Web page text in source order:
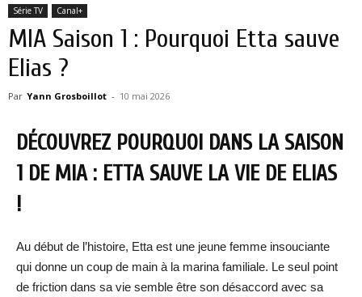
Série TV Canal+
MIA Saison 1 : Pourquoi Etta sauve
Elias ?
Par Yann Grosboillot - 10 mai 2026
DÉCOUVREZ POURQUOI DANS LA SAISON
1 DE MIA : ETTA SAUVE LA VIE DE ELIAS
!
Au début de l’histoire, Etta est une jeune femme insouciante
qui donne un coup de main à la marina familiale. Le seul point
de friction dans sa vie semble être son désaccord avec sa